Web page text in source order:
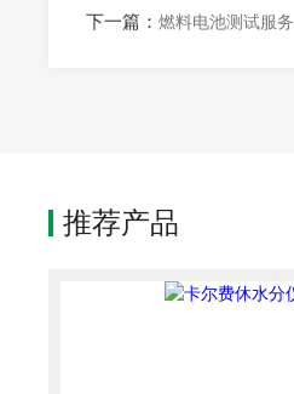
下一篇： 燃料电池测试服务
推荐产品